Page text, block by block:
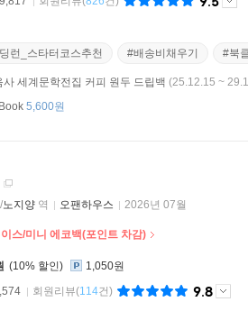
런_스타터코스추천 #배송비채우기 #북
사 세계문학전집 커피 원두 드립백 (25.12.15 ~
5,600원
노지양 역 오팬하우스 2026년 07월
스/미니 에코백(포인트 차감)
10%
1,050원
회원리뷰(114건) 9.8